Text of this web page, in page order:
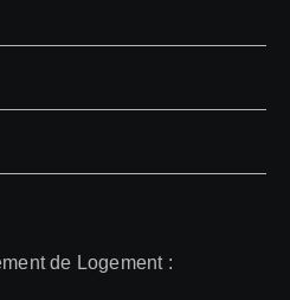
de Logement :